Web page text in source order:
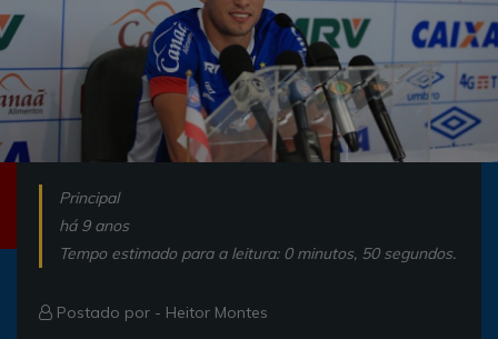
Principal
há 9 anos
Tempo estimado para a leitura: 0 minutos, 50 segundos.
Postado por - Heitor Montes